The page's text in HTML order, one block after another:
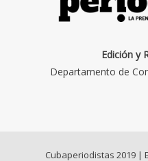
Edición y
Departamento de
Cubaperiodistas 2019 |